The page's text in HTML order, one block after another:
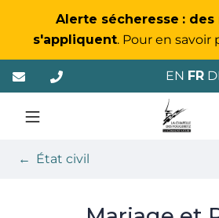
Alerte sécheresse :
s'appliquent. Pour en savoir
Aller
au
contenu
EN FR
La
État civil